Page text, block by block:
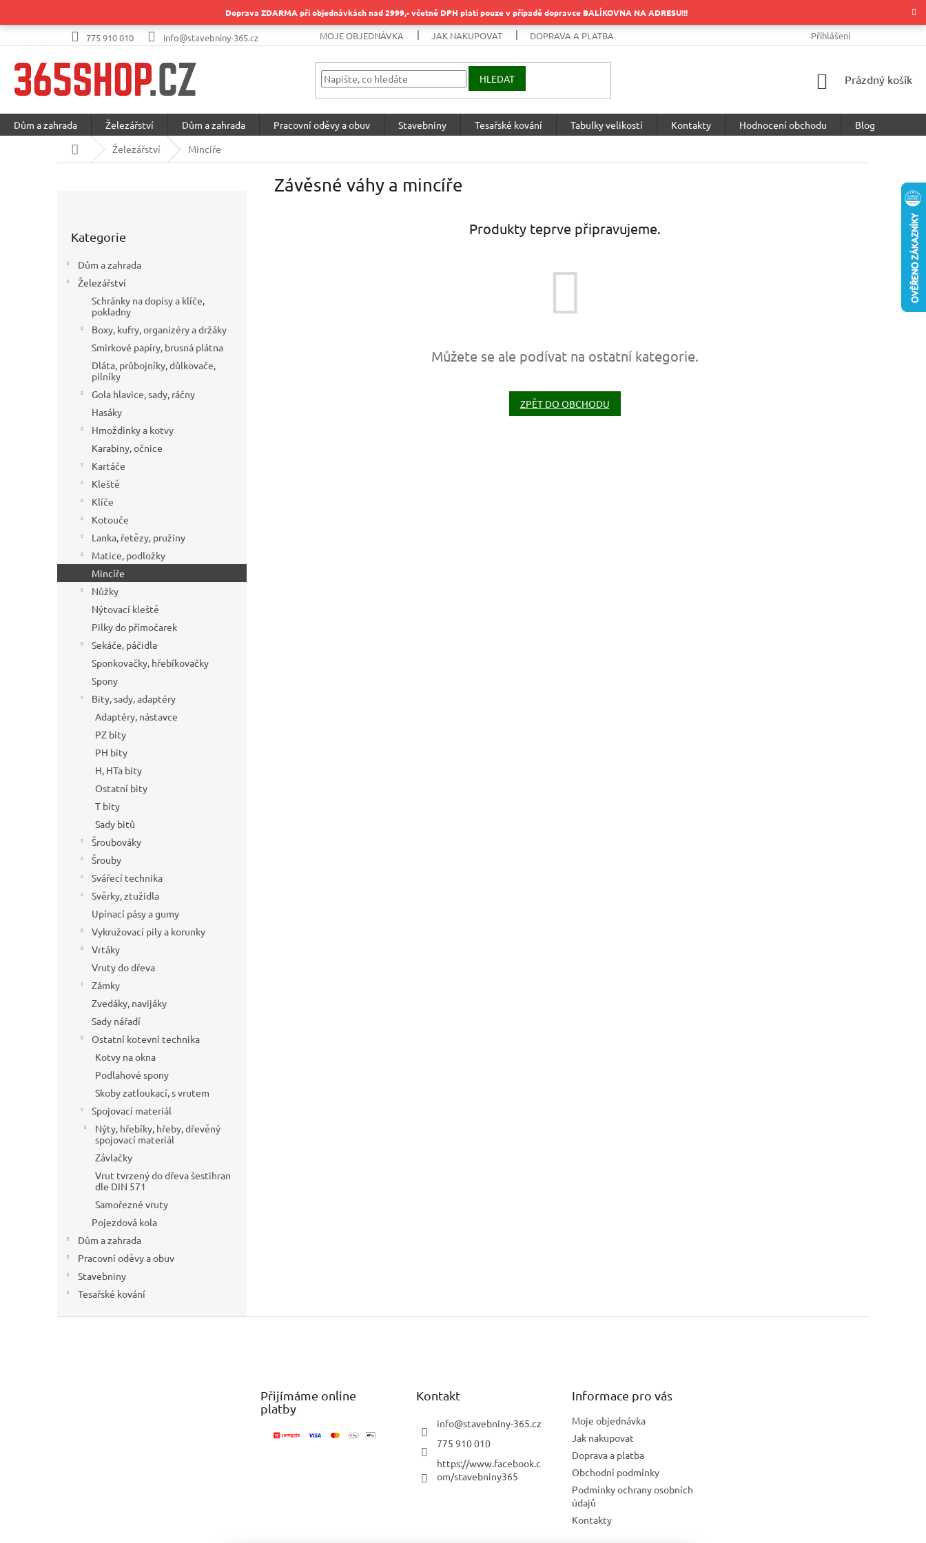
Doprava ZDARMA při objednávkách nad 2999,- včetně DPH platí pouze v případě dopravce BALÍKOVNA NA ADRESU!!!
775 910 010 info@stavebniny-365.cz MOJE OBJEDNÁVKA JAK NAKUPOVAT DOPRAVA A PLATBA PODMÍNKY OCHRANY OSOBNÍCH
Přihlášení
HLEDAT
NÁKUPNÍ
Prázdný košík
Dům a zahrada Železářství Dům a zahrada Pracovní oděvy a obuv Stavebniny Tesařské kování Tabulky velikostí Kontakty Hodnocení obchodu
Blog
Domů Železářství Mincíře
kategorie
Kategorie
Dům a zahrada
Železářství
Schránky na dopisy a klíče,
pokladny
Boxy, kufry, organizéry a držáky
Smirkové papíry, brusná plátna
Dláta, průbojníky, důlkovače,
pilníky
Gola hlavice, sady, ráčny
Hasáky
Hmoždinky a kotvy
Karabiny, očnice
Kartáče
Kleště
Klíče
Kotouče
Lanka, řetězy, pružiny
Matice, podložky
Mincíře
Nůžky
Nýtovací kleště
Pilky do přímočarek
Sekáče, páčidla
Sponkovačky, hřebíkovačky
Spony
Bity, sady, adaptéry
Adaptéry, nástavce
PZ bity
PH bity
H, HTa bity
Ostatní bity
T bity
Sady bitů
Šroubováky
Šrouby
Svářecí technika
Svěrky, ztužidla
Upínací pásy a gumy
Vykružovací pily a korunky
Vrtáky
Vruty do dřeva
Zámky
Zvedáky, navijáky
Sady nářadí
Ostatní kotevní technika
Kotvy na okna
Podlahové spony
Skoby zatloukací, s vrutem
Spojovací materiál
Nýty, hřebíky, hřeby, dřevěný
spojovací materiál
Závlačky
Vrut tvrzený do dřeva šestihran
dle DIN 571
Samořezné vruty
Pojezdová kola
Dům a zahrada
Pracovní oděvy a obuv
Stavebniny
Tesařské kování
Závěsné váhy a mincíře
Produkty teprve připravujeme.
Můžete se ale podívat na ostatní kategorie.
ZPĚT DO OBCHODU
Přijímáme online
platby
Kontakt
info@stavebniny-365.cz
775 910 010
https://www.facebook.c
om/stavebniny365
Informace pro vás
Moje objednávka
Jak nakupovat
Doprava a platba
Obchodní podmínky
Podmínky ochrany osobních
údajů
Kontakty